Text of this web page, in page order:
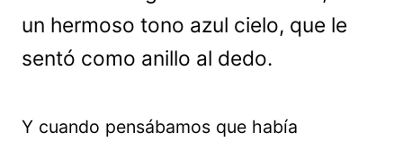
un hermoso tono azul cielo, que le
sentó como anillo al dedo.
Y cuando pensábamos que había